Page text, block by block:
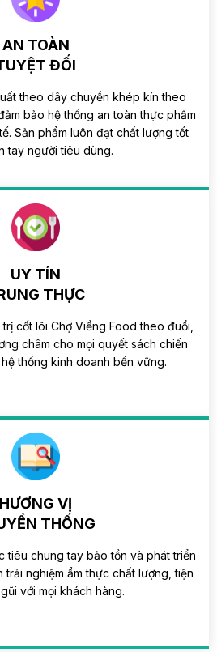
AN TOÀN
ĐỐI
theo dây chuyền khép kín theo
bảo hệ thống an toàn thực phẩm
Sản phẩm luôn đạt chất lượng tốt
tay người tiêu dùng.
UY TÍN
THỰC
cốt lõi Chợ Viềng Food theo đuổi,
châm cho mọi quyết sách chiến
thống kinh doanh bền vững.
HƯƠNG VỊ
THỐNG
tiêu chung tay bảo tồn và phát triển
trải nghiệm ẩm thực chất lượng, tiện
với mọi khách hàng.